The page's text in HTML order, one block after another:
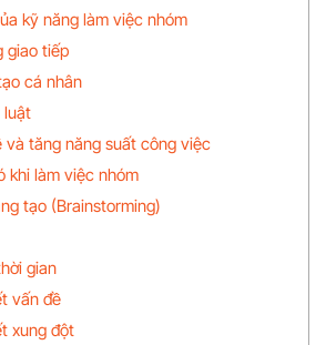
kỹ năng làm việc nhóm
giao tiếp
cá nhân
luật
và tăng năng suất công việc
khi làm việc nhóm
tạo (Brainstorming)
gian
vấn đề
xung đột